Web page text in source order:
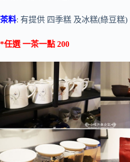
茶料: 有提供 四季糕 及冰糕(綠豆糕)
*任選 一茶一點 200